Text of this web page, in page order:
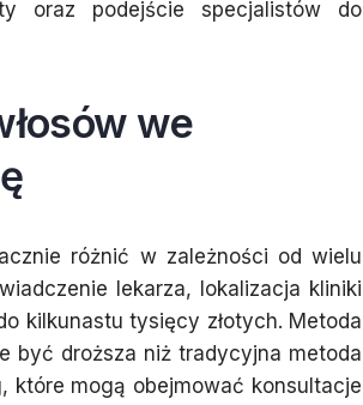
oraz podejście specjalistów do
we
różnić w zależności od wielu
lekarza, lokalizacja kliniki
kilkunastu tysięcy złotych. Metoda
być droższa niż tradycyjna metoda
które mogą obejmować konsultacje